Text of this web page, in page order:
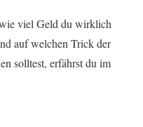
viel Geld du wirklich
auf welchen Trick der
solltest, erfährst du im